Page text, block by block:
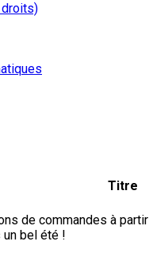
droits)
de commandes à
bel été !
Titre